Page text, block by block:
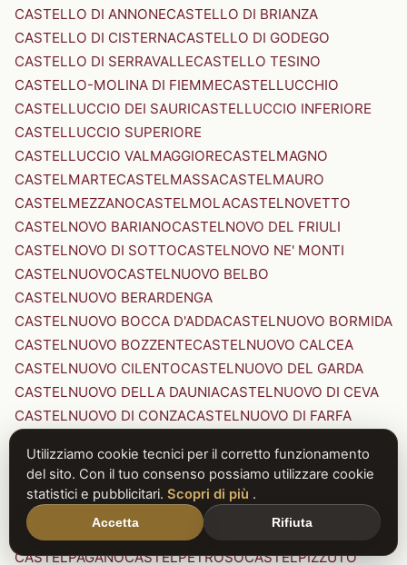
CASTELLO DI ANNONECASTELLO DI BRIANZA
CASTELLO DI CISTERNACASTELLO DI GODEGO
CASTELLO DI SERRAVALLECASTELLO TESINO
CASTELLO-MOLINA DI FIEMMECASTELLUCCHIO
CASTELLUCCIO DEI SAURICASTELLUCCIO INFERIORE
CASTELLUCCIO SUPERIORE
CASTELLUCCIO VALMAGGIORECASTELMAGNO
CASTELMARTECASTELMASSACASTELMAURO
CASTELMEZZANOCASTELMOLACASTELNOVETTO
CASTELNOVO BARIANOCASTELNOVO DEL FRIULI
CASTELNOVO DI SOTTOCASTELNOVO NE' MONTI
CASTELNUOVOCASTELNUOVO BELBO
CASTELNUOVO BERARDENGA
CASTELNUOVO BOCCA D'ADDACASTELNUOVO BORMIDA
CASTELNUOVO BOZZENTECASTELNUOVO CALCEA
CASTELNUOVO CILENTOCASTELNUOVO DEL GARDA
CASTELNUOVO DELLA DAUNIACASTELNUOVO DI CEVA
CASTELNUOVO DI CONZACASTELNUOVO DI FARFA
CASTELNUOVO DI PORTO CASTELNUOVO DON BOSCO
CASTELNUOVO MAGRACASTELNUOVO NIGRA
CASTELNUOVO PARANOCASTELNUOVO RANGONE
CASTELNUOVO SCRIVIA
CASTELNUOVO VAL DI CECINA
CASTELPAGANOCASTELPETROSOCASTELPIZZUTO
Utilizziamo cookie tecnici per il corretto funzionamento
del sito. Con il tuo consenso possiamo utilizzare cookie
statistici e pubblicitari. Scopri di più .
Accetta Rifiuta